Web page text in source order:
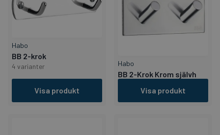
Habo
BB 2-krok
4 varianter
Visa produkt
Habo
BB 2-Krok Krom självh
Visa produkt